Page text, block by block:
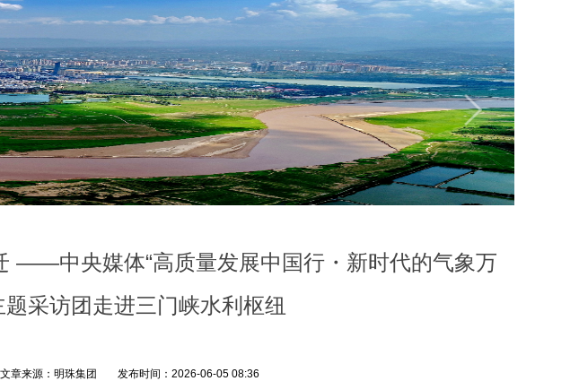
——中央媒体“高质量发展中国行・新时代的气象万
题采访团走进三门峡水利枢纽
文章来源：明珠集团 发布时间：2026-06-05 08:36